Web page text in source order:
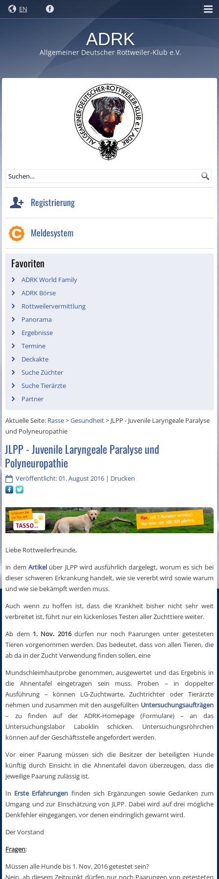
EN
ADRK
Allgemeiner Deutscher Rottweiler-Klub e.V.
Registrierung
Meldesystem
Favoriten
ADRK World Family
ADRK Börse
Rottweilervermittlung
Panorama
Ergebnisse
Termine
Deckakte
Suche Züchter
Suche Tierärzte
Partner
Aktuelle Seite: Rasse>Gesundheit> JLPP - Juvenile Laryngeale Paralyse
und Polyneuropathie
JLPP - Juvenile Laryngeale Paralyse und
Polyneuropathie
Veröffentlicht: 01. August 2016 | Drucken
Liebe Rottweilerfreunde,
in demArtikel über JLPP wird ausführlich dargelegt, worum es sich bei
dieser schweren Erkrankung handelt, wie sie vererbt wird sowie warum
und wie sie bekämpft werden muss.
Auch wenn zu hoffen ist, dass die Krankheit bisher nicht sehr weit
verbreitet ist, führt nur ein lückenloses Testen aller Zuchttiere weiter.
Ab dem 1. Nov. 2016dürfen nur noch Paarungen unter getesteten
Tieren vorgenommen werden. Das bedeutet, dass von allen Tieren, die
ab da in der Zucht Verwendung finden sollen, eine
Mundschleimhautprobe genommen, ausgewertet und das Ergebnis in
die Ahnentafel eingetragen sein muss. Proben – in doppelter
Ausführung – können LG-Zuchtwarte, Zuchtrichter oder Tierärzte
nehmen und zusammen mit den ausgefüllten Untersuchungsaufträgen
– zu finden auf der ADRK-Homepage (Formulare) – an das
Untersuchungslabor Laboklin schicken. Untersuchungsröhrchen
können auf der Geschäftsstelle angefordert werden.
Vor einer Paarung müssen sich die Besitzer der beteiligten Hunde
künftig durch Einsicht in die Ahnentafel davon überzeugen, dass die
jeweilige Paarung zulässig ist.
In Erste Erfahrungen finden sich Ergänzungen sowie Gedanken zum
Umgang und zur Einschätzung von JLPP. Dabei wird auf drei mögliche
Denkfehler eingegangen, vor denen eindringlich gewarnt wird.
Der Vorstand
Fragen:
Müssen alle Hunde bis 1. Nov. 2016 getestet sein?
Nein, ab diesem Zeitpunkt dürfen nur noch Paarungen von getesteten